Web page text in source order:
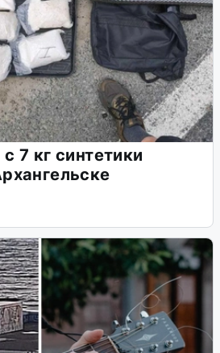
7 кг синтетики